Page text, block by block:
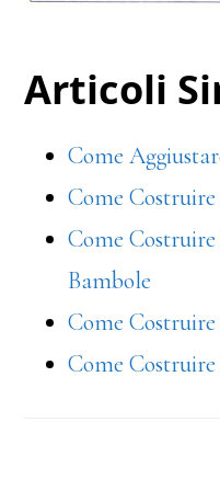
Articoli
Come
Come
Come
Bambole
Come
Come